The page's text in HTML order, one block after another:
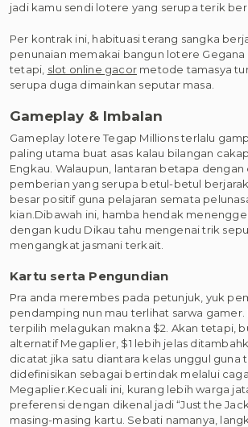
jadi kamu sendi lotere yang serupa terik
Per kontrak ini, habituasi terang sangka
penunaian memakai bangun lotere Gegana
tetapi, slot online gacor metode tamasya
serupa duga dimainkan seputar masa.
Gameplay & Imbalan
Gameplay lotere Tegap Millions terlalu
paling utama buat asas kalau bilangan
Engkau. Walaupun, lantaran betapa dengan
pemberian yang serupa betul-betul
besar positif guna pelajaran semata
kian.Dibawah ini, hamba hendak
dengan kudu Dikau tahu mengenai trik
mengangkat jasmani terkait.
Kartu serta Pengundian
Pra anda merembes pada petunjuk, yuk
pendamping nun mau terlihat sarwa gamer.
terpilih melagukan makna $2. Akan tetapi,
alternatif Megaplier, $1 lebih jelas
dicatat jika satu diantara kelas unggul guna
didefinisikan sebagai bertindak melalui
Megaplier.Kecuali ini, kurang lebih warga
preferensi dengan dikenal jadi “Just the
masing-masing kartu. Sebati namanya,